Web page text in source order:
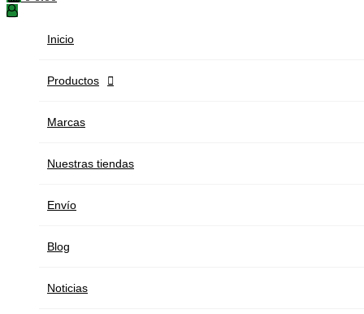
Inicio
Productos 
Marcas
Nuestras tiendas
Envío
Blog
Noticias